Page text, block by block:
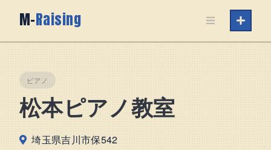
M-Raising
ピアノ
松本ピアノ教室
埼玉県吉川市保542